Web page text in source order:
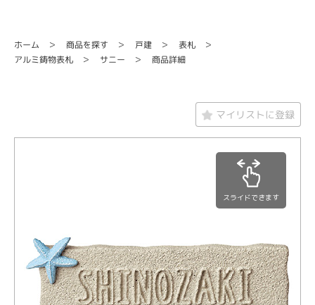
ホーム 商品を探す 戸建 表札
アルミ鋳物表札 サニー 商品詳細
マイリストに登録
スライドできます